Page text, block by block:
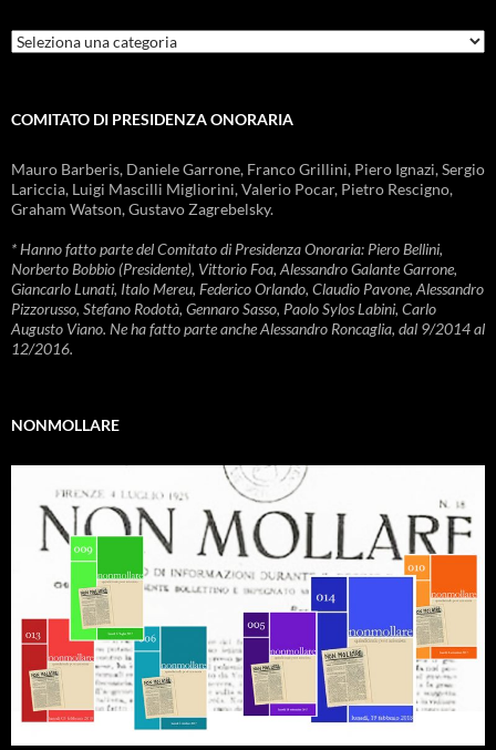
Rubriche
COMITATO DI PRESIDENZA ONORARIA
Mauro Barberis, Daniele Garrone, Franco Grillini, Piero Ignazi, Sergio
Lariccia, Luigi Mascilli Migliorini, Valerio Pocar, Pietro Rescigno,
Graham Watson, Gustavo Zagrebelsky.
* Hanno fatto parte del Comitato di Presidenza Onoraria: Piero Bellini,
Norberto Bobbio (Presidente), Vittorio Foa, Alessandro Galante Garrone,
Giancarlo Lunati, Italo Mereu, Federico Orlando, Claudio Pavone, Alessandro
Pizzorusso, Stefano Rodotà, Gennaro Sasso, Paolo Sylos Labini, Carlo
Augusto Viano. Ne ha fatto parte anche Alessandro Roncaglia, dal 9/2014 al
12/2016.
NONMOLLARE